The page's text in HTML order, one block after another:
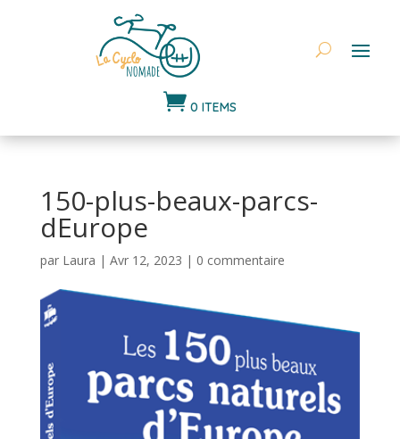
 0 ITEMS
150-plus-beaux-parcs-
dEurope
par Laura | Avr 12, 2023 | 0 commentaire